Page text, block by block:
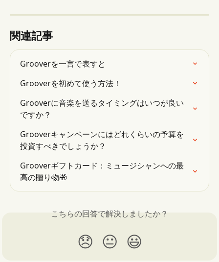
関連記事
Grooverを一言で表すと
Grooverを初めて使う方法！
Grooverに音楽を送るタイミングはいつが良い
ですか？
Grooverキャンペーンにはどれくらいの予算を
投資すべきでしょうか？
Grooverギフトカード：ミュージシャンへの最
高の贈り物🎁
こちらの回答で解決しましたか？
😞 😐 😃